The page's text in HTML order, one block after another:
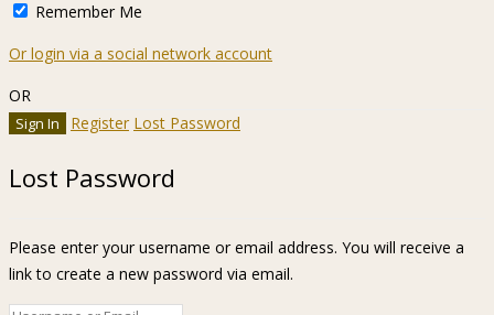
Remember Me
Or login via a social network account
OR
Register Lost Password
Lost Password
Please enter your username or email address. You will receive a
link to create a new password via email.